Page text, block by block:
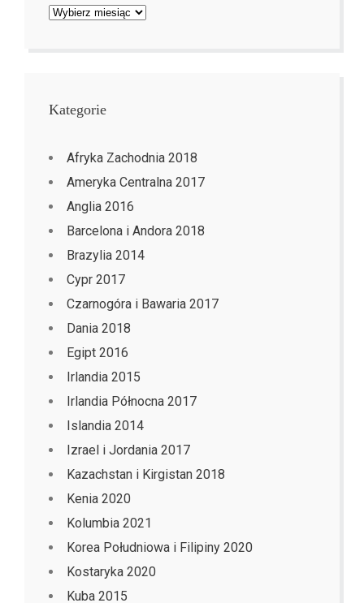
Archiwa
Kategorie
Afryka Zachodnia 2018
Ameryka Centralna 2017
Anglia 2016
Barcelona i Andora 2018
Brazylia 2014
Cypr 2017
Czarnogóra i Bawaria 2017
Dania 2018
Egipt 2016
Irlandia 2015
Irlandia Północna 2017
Islandia 2014
Izrael i Jordania 2017
Kazachstan i Kirgistan 2018
Kenia 2020
Kolumbia 2021
Korea Południowa i Filipiny 2020
Kostaryka 2020
Kuba 2015